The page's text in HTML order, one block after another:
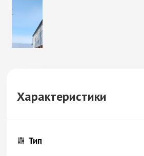
Характеристики
Тип